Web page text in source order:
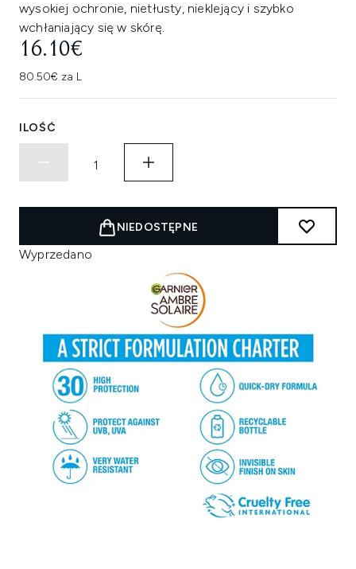
wysokiej ochronie, nietłusty, nieklejący i szybko
wchłaniający się w skórę.
16.10€
80.50€ za L
ILOŚĆ
NIEDOSTĘPNE
Wyprzedano